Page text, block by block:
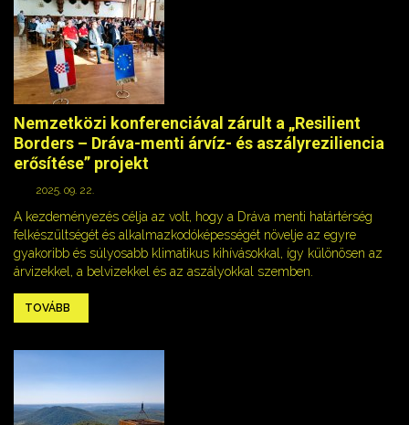
Nemzetközi konferenciával zárult a „Resilient
Borders – Dráva-menti árvíz- és aszályreziliencia
erősítése” projekt
2025. 09. 22.
A kezdeményezés célja az volt, hogy a Dráva menti határtérség
felkészültségét és alkalmazkodóképességét növelje az egyre
gyakoribb és súlyosabb klimatikus kihívásokkal, így különösen az
árvizekkel, a belvizekkel és az aszályokkal szemben.
TOVÁBB